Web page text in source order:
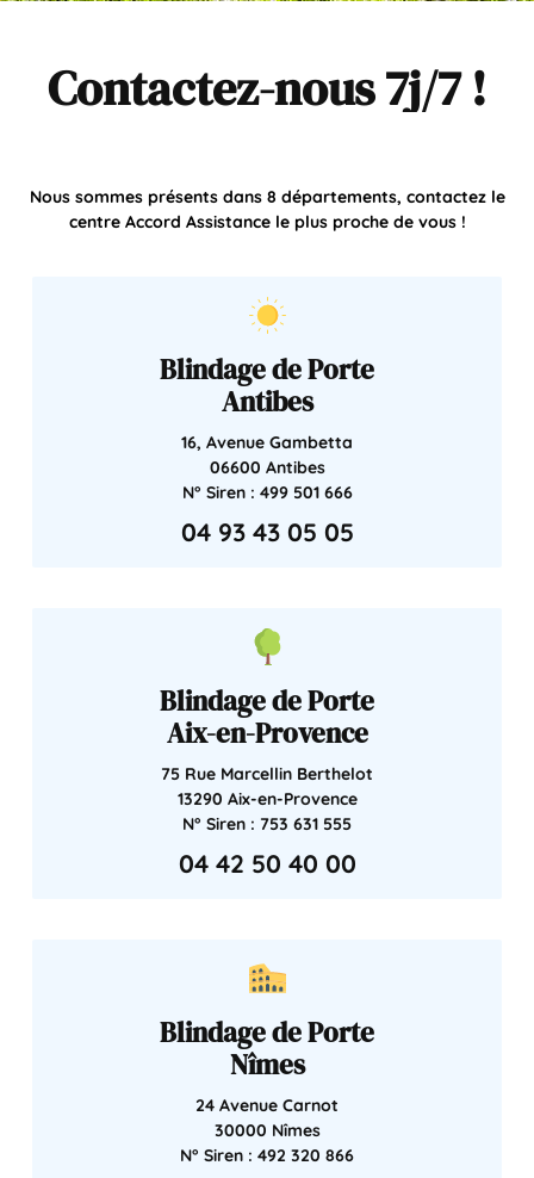
Contactez-nous7j/7 !
Nous sommes présents dans 8 départements, contactez le
centre Accord Assistance le plus proche de vous !
Blindage de Porte
Antibes
16, Avenue Gambetta
06600 Antibes
N° Siren : 499 501 666
04 93 43 05 05
Blindage de Porte
Aix-en-Provence
75 Rue Marcellin Berthelot
13290 Aix-en-Provence
N° Siren : 753 631 555
04 42 50 40 00
Blindage de Porte
Nîmes
24 Avenue Carnot
30000 Nîmes
N° Siren : 492 320 866